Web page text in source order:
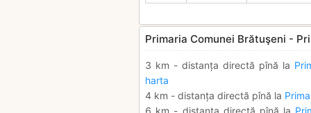
Primaria Comunei Brătuşeni -
3 km - distanța directă pînă la
harta
4 km - distanța directă pînă la
6 km - distanța directă pînă la